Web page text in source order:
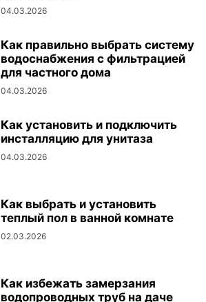
04.03.2026
Как правильно выбрать систему
водоснабжения с фильтрацией
для частного дома
04.03.2026
Как установить и подключить
инсталляцию для унитаза
04.03.2026
Как выбрать и установить
теплый пол в ванной комнате
02.03.2026
Как избежать замерзания
водопроводных труб на даче